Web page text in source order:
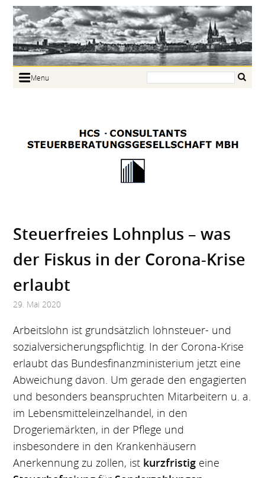
Menu
Links
Steuerfreies Lohnplus – was
der Fiskus in der Corona-Krise
erlaubt
29. Mai 2020
Arbeitslohn ist grundsätzlich lohnsteuer- und
sozialversicherungspflichtig. In der Corona-Krise
erlaubt das Bundesfinanzministerium jetzt eine
Abweichung davon. Um gerade den engagierten
und besonders beanspruchten Mitarbeitern u. a.
im Lebensmitteleinzelhandel, in den
Drogeriemärkten, in der Pflege und
insbesondere in den Krankenhäusern
Anerkennung zu zollen, ist kurzfristig eine